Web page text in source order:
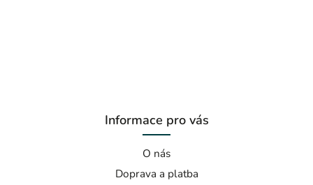
Informace pro vás
O nás
Doprava a platba